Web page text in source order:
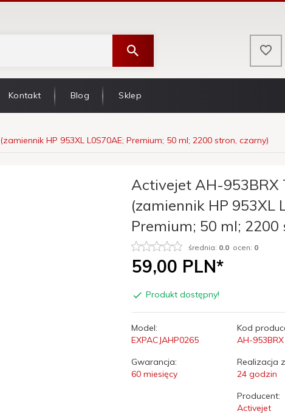
Kontakt Blog Sklep
HP 953XL L0S70AE; Premium; 50 ml; 2200 stron, czarny)
Activejet AH-953BRX
(zamiennik HP 953XL
Premium; 50 ml; 2200
średnia: 0.0ocen: 0
59,00 PLN*
Produkt dostępny!
Model:
EXPACJAHP0265
Kod
AH-953BRX
Gwarancja:
60 miesięcy
Realizacja
24 godzin
Producent:
Activejet